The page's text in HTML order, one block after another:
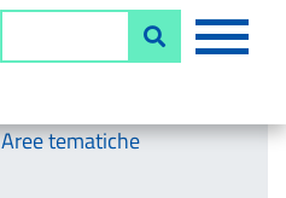
Salta
Aree tematiche